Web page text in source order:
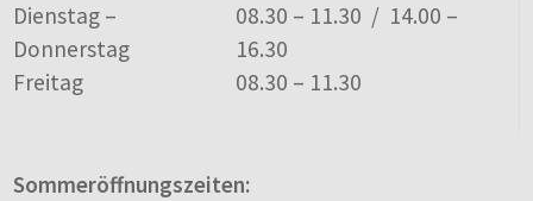
Dienstag –
Donnerstag
08.30 – 11.30 / 14.00 –
16.30
Freitag
08.30 – 11.30
Sommeröffnungszeiten: